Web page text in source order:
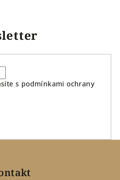
s podmínkami ochrany